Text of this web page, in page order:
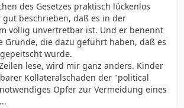
des Gesetzes praktisch lückenlos
beschrieben, daß es in der
völlig unvertretbar ist. Und er benennt
Gründe, die dazu geführt haben, daß es
wurde.
lese, wird mir ganz anders. Kinder
Kollateralschaden der "political
Opfer zur Vermeidung eines